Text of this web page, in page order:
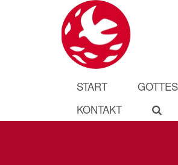
START
KONTAKT